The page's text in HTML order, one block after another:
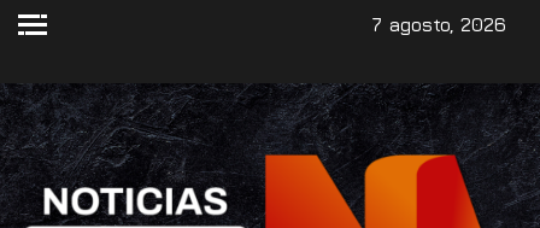
7 agosto, 2026